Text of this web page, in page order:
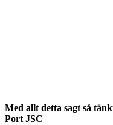
Med allt detta sagt så
Port JSC